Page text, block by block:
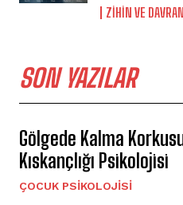
⁠ZIHIN VE
SON YAZILAR
Gölgede Kalma
Kıskançlığı Psikolojisi
ÇOCUK PSIKOLOJISI